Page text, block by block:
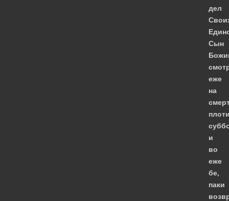
дел
Сын
еже
на
и
во
еже
бе,
паки